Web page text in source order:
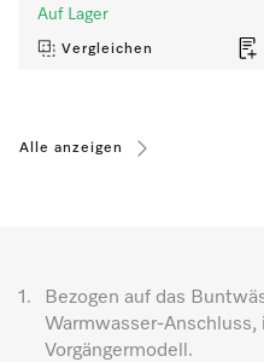
Wäschedurchsatz.
Auf Lager
Vergleichen
Alle anzeigen
1.
Bezogen auf das
Warmwasser-Anschluss,
Vorgängermodell.